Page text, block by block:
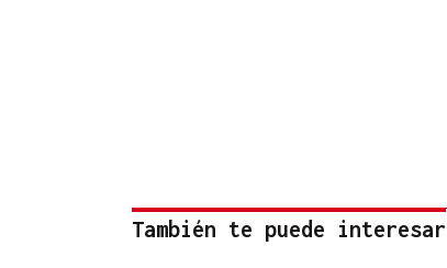
También te puede interesar